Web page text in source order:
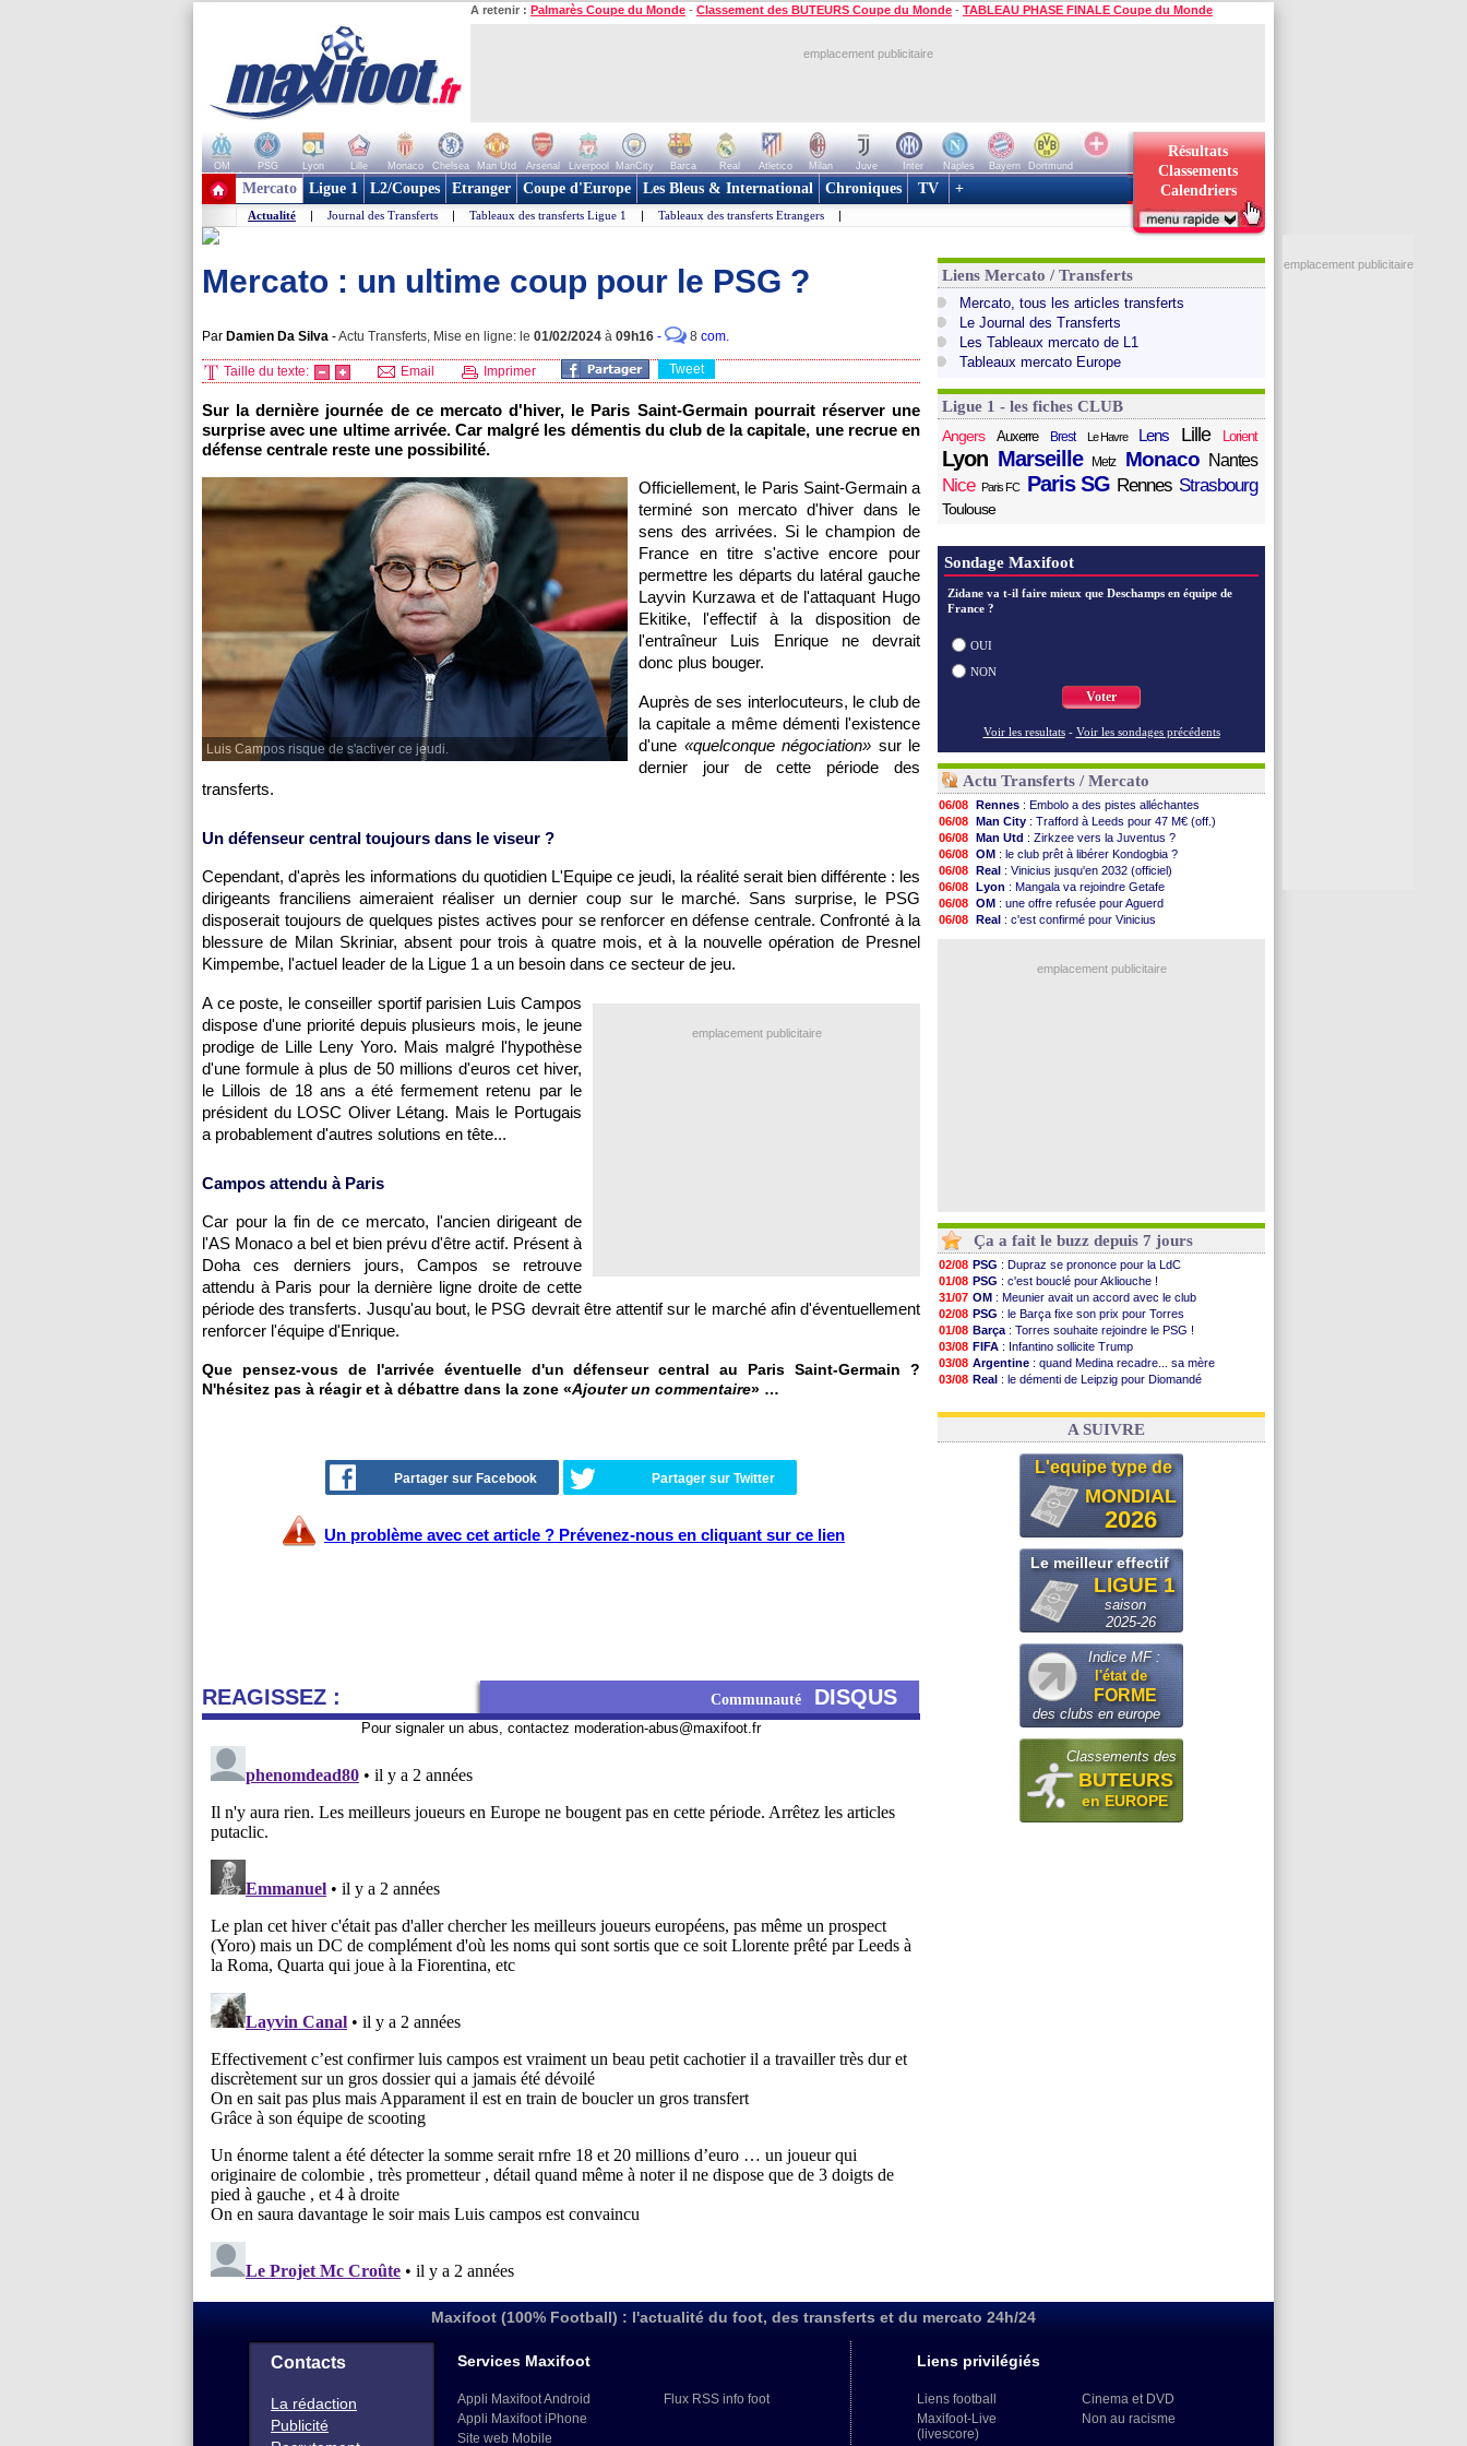
A retenir : Palmarès Coupe du Monde - Classement des BUTEURS Coupe du Monde - TABLEAU PHASE FINALE Coupe du Monde
emplacement publicitaire
OM PSG Lyon Lille Monaco Chelsea Man Utd Arsenal Liverpool ManCity Barca Real Atletico Milan Juve Inter Naples Bayern
Dortmund
+ de clubs
Résultats
Classements
Calendriers
Mercato Ligue 1 L2/Coupes Etranger Coupe d'Europe Les Bleus & International Chroniques TV +
Actualité | Journal des Transferts | Tableaux des transferts Ligue 1 | Tableaux des transferts Etrangers |
Mercato : un ultime coup pour le PSG ?
Par Damien Da Silva -Actu Transferts, Mise en ligne: le 01/02/2024 à 09h16 - 8 com.
Taille du texte: Email Imprimer Tweet
Sur la dernière journée de ce mercato d'hiver, le Paris Saint-Germain pourrait réserver une
surprise avec une ultime arrivée. Car malgré les démentis du club de la capitale, une recrue en
défense centrale reste une possibilité.
Luis Campos risque de s'activer ce jeudi.
Officiellement, le Paris Saint-Germain a
terminé son mercato d'hiver dans le
sens des arrivées. Si le champion de
France en titre s'active encore pour
permettre les départs du latéral gauche
Layvin Kurzawa et de l'attaquant Hugo
Ekitike, l'effectif à la disposition de
l'entraîneur Luis Enrique ne devrait
donc plus bouger.
Auprès de ses interlocuteurs, le club de
la capitale a même démenti l'existence
d'une «quelconque négociation» sur le
dernier jour de cette période des
transferts.
Un défenseur central toujours dans le viseur ?
Cependant, d'après les informations du quotidien L'Equipe ce jeudi, la réalité serait bien différente : les
dirigeants franciliens aimeraient réaliser un dernier coup sur le marché. Sans surprise, le PSG
disposerait toujours de quelques pistes actives pour se renforcer en défense centrale. Confronté à la
blessure de Milan Skriniar, absent pour trois à quatre mois, et à la nouvelle opération de Presnel
Kimpembe, l'actuel leader de la Ligue 1 a un besoin dans ce secteur de jeu.
emplacement publicitaire
A ce poste, le conseiller sportif parisien Luis Campos
dispose d'une priorité depuis plusieurs mois, le jeune
prodige de Lille Leny Yoro. Mais malgré l'hypothèse
d'une formule à plus de 50 millions d'euros cet hiver,
le Lillois de 18 ans a été fermement retenu par le
président du LOSC Oliver Létang. Mais le Portugais
a probablement d'autres solutions en tête...
Campos attendu à Paris
Car pour la fin de ce mercato, l'ancien dirigeant de
l'AS Monaco a bel et bien prévu d'être actif. Présent à
Doha ces derniers jours, Campos se retrouve
attendu à Paris pour la dernière ligne droite de cette
période des transferts. Jusqu'au bout, le PSG devrait être attentif sur le marché afin d'éventuellement
renforcer l'équipe d'Enrique.
Que pensez-vous de l'arrivée éventuelle d'un défenseur central au Paris Saint-Germain ?
N'hésitez pas à réagir et à débattre dans la zone «Ajouter un commentaire» …
Partager sur Facebook Partager sur Twitter
Un problème avec cet article ? Prévenez-nous en cliquant sur ce lien
REAGISSEZ : Communauté DISQUS
Pour signaler un abus, contactez moderation-abus@maxifoot.fr
Liens Mercato / Transferts
Mercato, tous les articles transferts
Le Journal des Transferts
Les Tableaux mercato de L1
Tableaux mercato Europe
Ligue 1 - les fiches CLUB
Angers
Auxerre Brest Le Havre Lens Lille Lorient
Lyon Marseille Metz Monaco Nantes
Nice Paris FC Paris SG Rennes Strasbourg
Toulouse
Sondage Maxifoot
Zidane va t-il faire mieux que Deschamps en équipe de
France ?
OUI
NON
Voter
Voir les resultats - Voir les sondages précédents
Actu Transferts / Mercato
06/08 Rennes : Embolo a des pistes alléchantes
06/08 Man City : Trafford à Leeds pour 47 M€ (off.)
06/08 Man Utd : Zirkzee vers la Juventus ?
06/08 OM : le club prêt à libérer Kondogbia ?
06/08 Real : Vinicius jusqu'en 2032 (officiel)
06/08 Lyon : Mangala va rejoindre Getafe
06/08 OM : une offre refusée pour Aguerd
06/08 Real : c'est confirmé pour Vinicius
: une offre pour Bulka
emplacement publicitaire
Ça a fait le buzz depuis 7 jours
02/08 PSG : Dupraz se prononce pour la LdC
01/08 PSG : c'est bouclé pour Akliouche !
31/07 OM : Meunier avait un accord avec le club
02/08 PSG : le Barça fixe son prix pour Torres
01/08 Barça : Torres souhaite rejoindre le PSG !
03/08 FIFA : Infantino sollicite Trump
03/08 Argentine : quand Medina recadre... sa mère
03/08 Real : le démenti de Leipzig pour Diomandé
31/07 FIFA: le conseiller d'Infantino démissionne !
A SUIVRE
L'equipe type de
MONDIAL
2026
Le meilleur effectif
LIGUE 1
saison
2025-26
Indice MF :
l'état de
FORME
des clubs en europe
Classements des
BUTEURS
en EUROPE
emplacement publicitaire
Maxifoot (100% Football) : l'actualité du foot, des transferts et du mercato 24h/24
Contacts
La rédaction
Publicité
Services Maxifoot
Appli Maxifoot Android
Appli Maxifoot iPhone
Site web Mobile
Flux RSS info foot
Liens privilégiés
Liens football
Maxifoot-Live
(livescore)
Cinema et DVD
Non au racisme